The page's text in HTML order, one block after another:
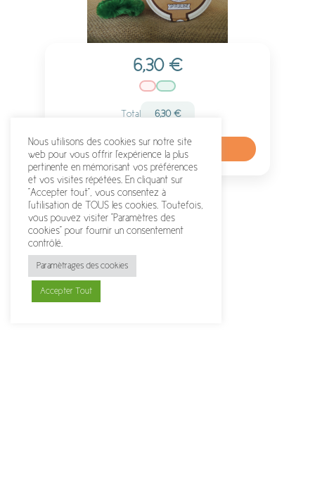
6,30 €
Total 6,30 €
Ajouter au panier
Nous utilisons des cookies sur notre site
web pour vous offrir l'expérience la plus
pertinente en mémorisant vos préférences
et vos visites répétées. En cliquant sur
"Accepter tout", vous consentez à
l'utilisation de TOUS les cookies. Toutefois,
vous pouvez visiter "Paramètres des
cookies" pour fournir un consentement
contrôlé.
Paramètrages des cookies
Accepter Tout